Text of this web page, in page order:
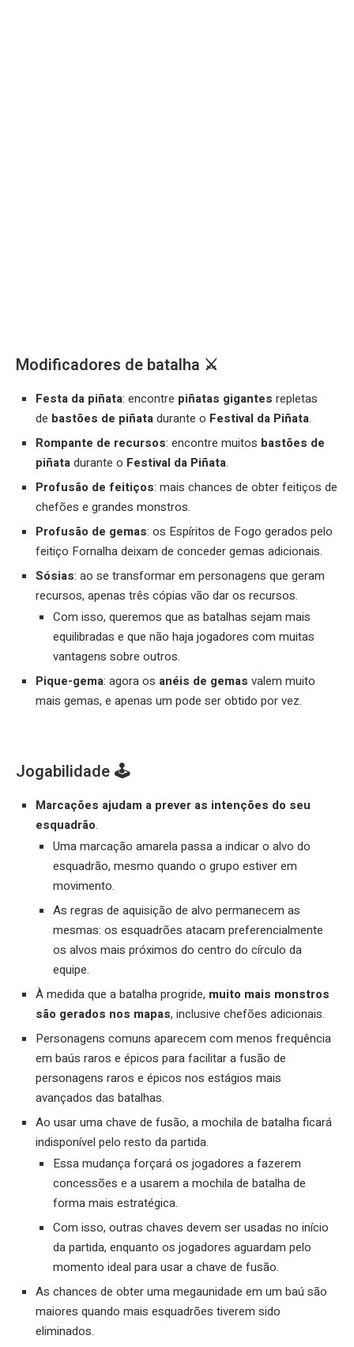
Modificadores de batalha ⚔️
Festa da piñata: encontre piñatas gigantes repletas
de bastões de piñatadurante o Festival da Piñata.
Rompante de recursos: encontre muitos bastões de
piñatadurante o Festival da Piñata.
Profusão de feitiços: mais chances de obter feitiços de
chefões e grandes monstros.
Profusão de gemas: os Espíritos de Fogo gerados pelo
feitiço Fornalha deixam de conceder gemas adicionais.
Sósias: ao se transformar em personagens que geram
recursos, apenas três cópias vão dar os recursos.
Com isso, queremos que as batalhas sejam mais
equilibradas e que não haja jogadores com muitas
vantagens sobre outros.
Pique-gema: agora os anéis de gemas valem muito
mais gemas, e apenas um pode ser obtido por vez.
Jogabilidade 🕹️
Marcações ajudam a prever as intenções do seu
esquadrão.
Uma marcação amarela passa a indicar o alvo do
esquadrão, mesmo quando o grupo estiver em
movimento.
As regras de aquisição de alvo permanecem as
mesmas: os esquadrões atacam preferencialmente
os alvos mais próximos do centro do círculo da
equipe.
À medida que a batalha progride, muito mais monstros
são gerados nos mapas, inclusive chefões adicionais.
Personagens comuns aparecem com menos frequência
em baús raros e épicos para facilitar a fusão de
personagens raros e épicos nos estágios mais
avançados das batalhas.
Ao usar uma chave de fusão, a mochila de batalha ficará
indisponível pelo resto da partida.
Essa mudança forçará os jogadores a fazerem
concessões e a usarem a mochila de batalha de
forma mais estratégica.
Com isso, outras chaves devem ser usadas no início
da partida, enquanto os jogadores aguardam pelo
momento ideal para usar a chave de fusão.
As chances de obter uma megaunidade em um baú são
maiores quando mais esquadrões tiverem sido
eliminados.